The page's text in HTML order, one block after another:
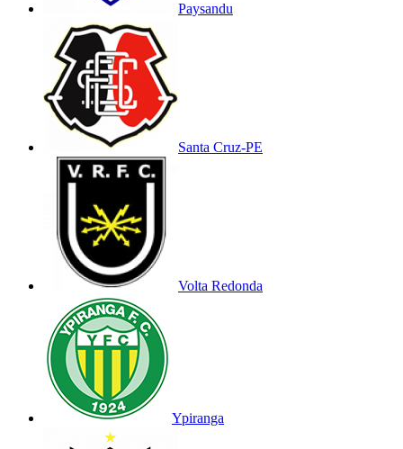
Paysandu
Santa Cruz-PE
Volta Redonda
Ypiranga